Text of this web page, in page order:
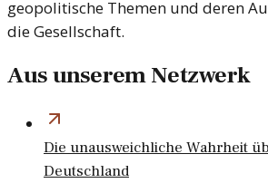
geopolitische Themen und deren
die Gesellschaft.
Aus unserem Netzwerk
Die unausweichliche Wahrheit
Deutschland